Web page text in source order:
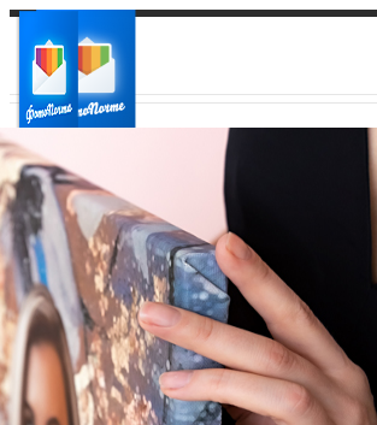
Ваш город:
Ваш регион доставки
Выберите из списка: